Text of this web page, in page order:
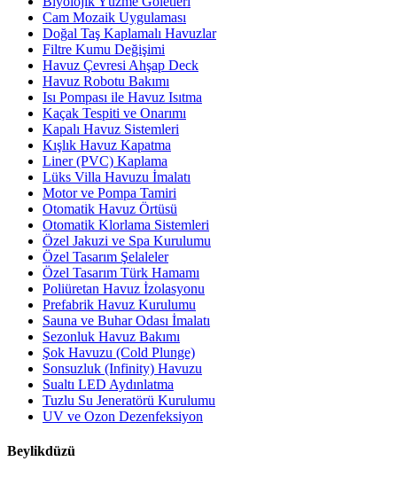
Cam Mozaik Uygulaması
Doğal Taş Kaplamalı Havuzlar
Filtre Kumu Değişimi
Havuz Çevresi Ahşap Deck
Havuz Robotu Bakımı
Isı Pompası ile Havuz Isıtma
Kaçak Tespiti ve Onarımı
Kapalı Havuz Sistemleri
Kışlık Havuz Kapatma
Liner (PVC) Kaplama
Lüks Villa Havuzu İmalatı
Motor ve Pompa Tamiri
Otomatik Havuz Örtüsü
Otomatik Klorlama Sistemleri
Özel Jakuzi ve Spa Kurulumu
Özel Tasarım Şelaleler
Özel Tasarım Türk Hamamı
Poliüretan Havuz İzolasyonu
Prefabrik Havuz Kurulumu
Sauna ve Buhar Odası İmalatı
Sezonluk Havuz Bakımı
Şok Havuzu (Cold Plunge)
Sonsuzluk (Infinity) Havuzu
Sualtı LED Aydınlatma
Tuzlu Su Jeneratörü Kurulumu
UV ve Ozon Dezenfeksiyon
Beylikdüzü